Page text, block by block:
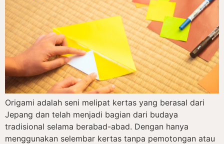
Origami adalah seni melipat kertas yang berasal dari
Jepang dan telah menjadi bagian dari budaya
tradisional selama berabad-abad. Dengan hanya
menggunakan selembar kertas tanpa pemotongan atau